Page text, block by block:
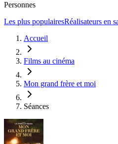
Personnes
Les plus populairesRéalisateurs en
Accueil
Films au cinéma
Mon grand frère et moi
Séances